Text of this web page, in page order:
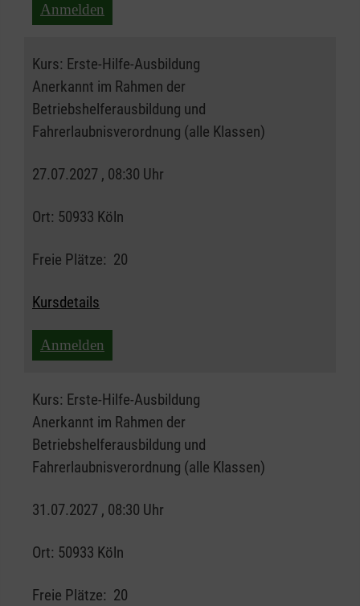
Anmelden
Kurs: Erste-Hilfe-Ausbildung
Anerkannt im Rahmen der
Betriebshelferausbildung und
Fahrerlaubnisverordnung (alle Klassen)
27.07.2027 , 08:30 Uhr
Ort: 50933 Köln
Freie Plätze: 20
Kursdetails
Anmelden
Kurs: Erste-Hilfe-Ausbildung
Anerkannt im Rahmen der
Betriebshelferausbildung und
Fahrerlaubnisverordnung (alle Klassen)
31.07.2027 , 08:30 Uhr
Ort: 50933 Köln
Freie Plätze: 20